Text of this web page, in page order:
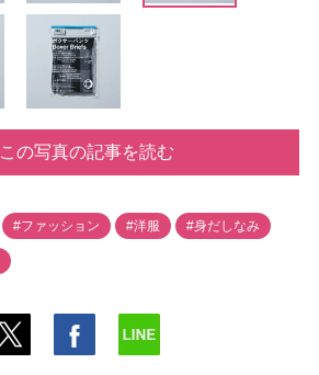
この写真の記事を読む
#ファッション #洋服 #身だしなみ